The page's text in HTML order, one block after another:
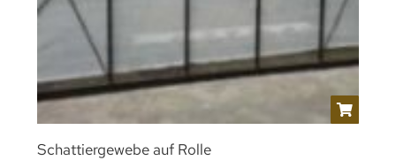
Schattiergewebe auf Rolle